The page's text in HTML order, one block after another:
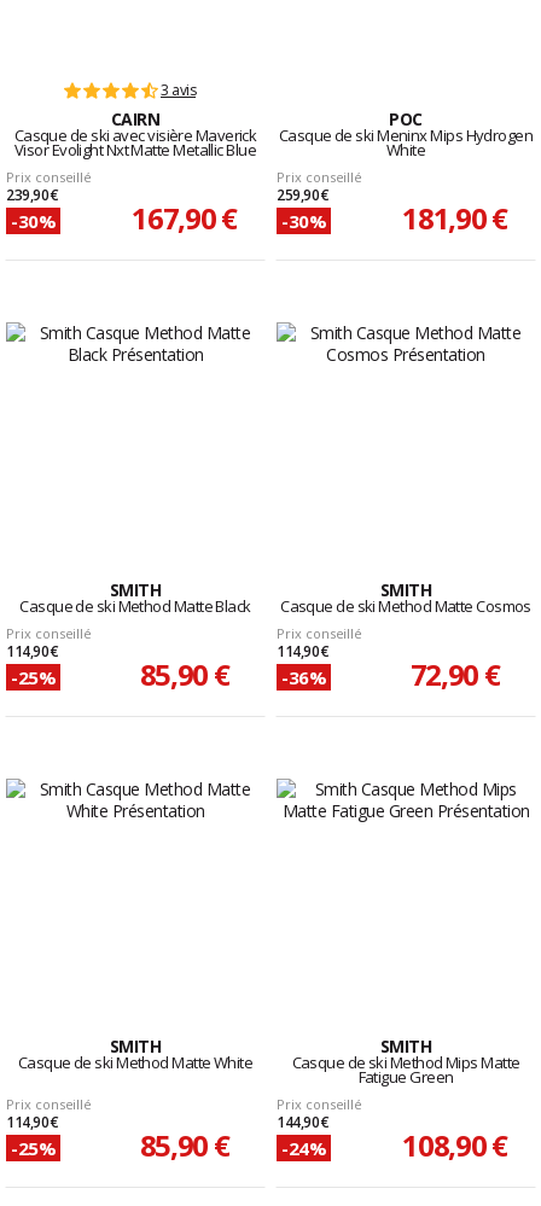
3 avis
CAIRN
Casque de ski avec visière Maverick
Visor Evolight Nxt Matte Metallic Blue
Prix conseillé
239,90 €
-30% 167,90 €
POC
Casque de ski Meninx Mips Hydrogen
White
Prix conseillé
259,90 €
-30% 181,90 €
SMITH
Casque de ski Method Matte Black
Prix conseillé
114,90 €
-25% 85,90 €
SMITH
Casque de ski Method Matte Cosmos
Prix conseillé
114,90 €
-36% 72,90 €
SMITH
Casque de ski Method Matte White
Prix conseillé
114,90 €
-25% 85,90 €
SMITH
Casque de ski Method Mips Matte
Fatigue Green
Prix conseillé
144,90 €
-24% 108,90 €